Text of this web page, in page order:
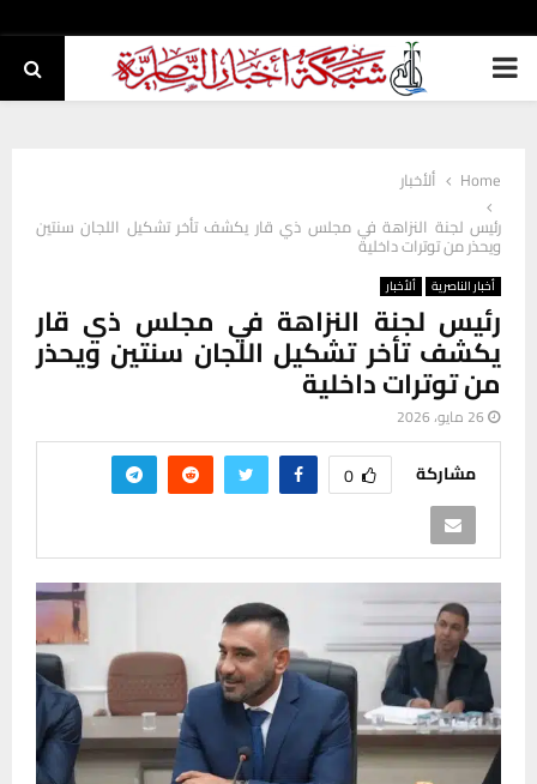
PRIMARY
Home
ألأخبار
رئيس لجنة النزاهة في مجلس ذي قار يكشف تأخر تشكيل اللجان سنتين
ويحذر من توترات داخلية
أخبار الناصرية ألأخبار
رئيس لجنة النزاهة في مجلس ذي قار
يكشف تأخر تشكيل اللجان سنتين ويحذر
من توترات داخلية
26 مايو، 2026
مشاركة 0